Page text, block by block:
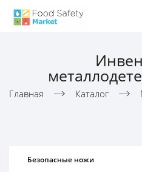
Главная Каталог
Безопасные ножи